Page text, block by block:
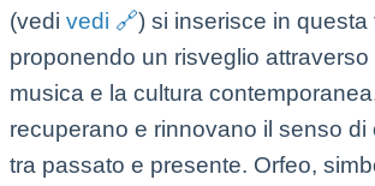
(vedi vedi 🔗) si inserisce in questa
proponendo un risveglio attraverso
musica e la cultura
recuperano e rinnovano il senso di
tra passato e presente. Orfeo,